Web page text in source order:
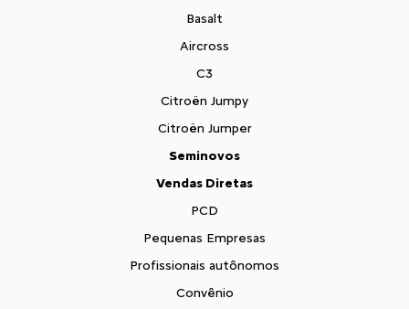
Basalt
Aircross
C3
Citroën Jumpy
Citroën Jumper
Seminovos
Vendas Diretas
PCD
Pequenas Empresas
Profissionais autônomos
Convênio